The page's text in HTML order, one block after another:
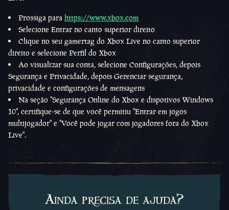
Prossiga para https://www.xbox.com
Selecione Entrar no canto superior direito
Clique no seu gamertag do Xbox Live no canto superior
direito e selecione Perfil do Xbox
Ao visualizar sua conta, selecione Configurações, depois
Segurança e Privacidade, depois Gerenciar segurança,
privacidade e configurações de mensagens
Na seção ''Segurança Online do Xbox e dispotivos Windows
10'', certifique-se de que você permitiu ''Entrar em jogos
multijogador'' e ''Você pode jogar com jogadores fora do Xbox
Live''.
Ainda precisa de ajuda?